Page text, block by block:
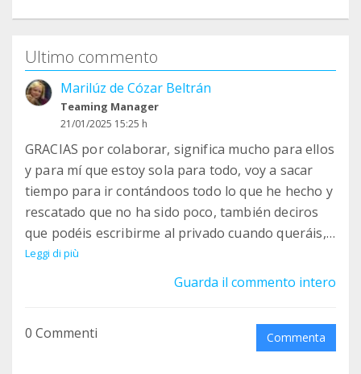
Ultimo commento
Marilúz de Cózar Beltrán
Teaming Manager
21/01/2025 15:25 h
GRACIAS por colaborar, significa mucho para ellos
y para mí que estoy sola para todo, voy a sacar
tiempo para ir contándoos todo lo que he hecho y
rescatado que no ha sido poco, también deciros
que podéis escribirme al privado cuando queráis,
Un Abrazo de mis Niños y mío ❤️❤️
Leggi di più
Guarda il commento intero
0 Commenti Commenta